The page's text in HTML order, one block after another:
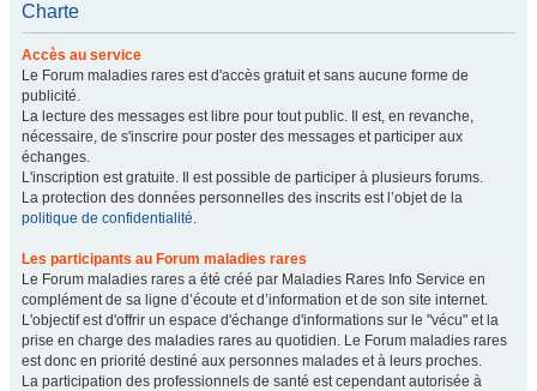
Charte
Accès au service
Le Forum maladies rares est d'accès gratuit et sans aucune forme de
publicité.
La lecture des messages est libre pour tout public. Il est, en revanche,
nécessaire, de s'inscrire pour poster des messages et participer aux
échanges.
L'inscription est gratuite. Il est possible de participer à plusieurs forums.
La protection des données personnelles des inscrits est l’objet de la
politique de confidentialité.
Les participants au Forum maladies rares
Le Forum maladies rares a été créé par Maladies Rares Info Service en
complément de sa ligne d’écoute et d’information et de son site internet.
L'objectif est d'offrir un espace d'échange d'informations sur le "vécu" et la
prise en charge des maladies rares au quotidien. Le Forum maladies rares
est donc en priorité destiné aux personnes malades et à leurs proches.
La participation des professionnels de santé est cependant autorisée à